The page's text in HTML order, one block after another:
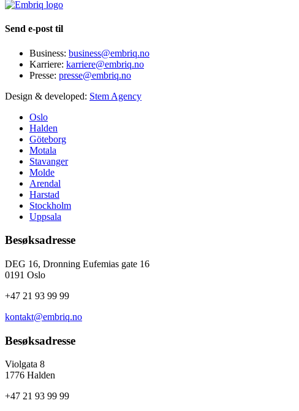
Send e-post til
Business: business@embriq.no
Karriere: karriere@embriq.no
Presse: presse@embriq.no
Design & developed: Stem Agency
Oslo
Halden
Göteborg
Motala
Stavanger
Molde
Arendal
Harstad
Stockholm
Uppsala
Besøksadresse
DEG 16, Dronning Eufemias gate 16
0191 Oslo
+47 21 93 99 99
kontakt@embriq.no
Besøksadresse
Violgata 8
1776 Halden
+47 21 93 99 99